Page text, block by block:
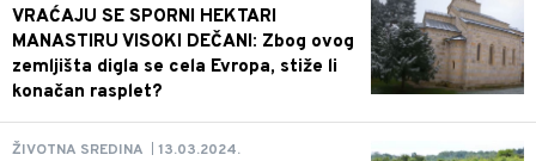
VRAĆAJU SE SPORNI HEKTARI
MANASTIRU VISOKI DEČANI: Zbog ovog
zemljišta digla se cela Evropa, stiže li
konačan rasplet?
ŽIVOTNA SREDINA 13.03.2024.